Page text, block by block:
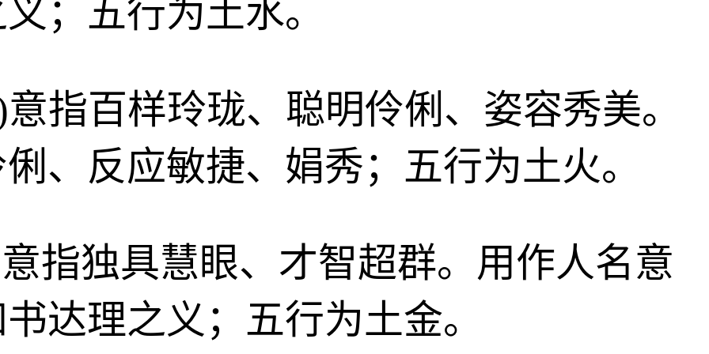
；五行为土水。
指百样玲珑、聪明伶俐、姿容秀美。
、反应敏捷、娟秀；五行为土火。
指独具慧眼、才智超群。用作人名意
达理之义；五行为土金。